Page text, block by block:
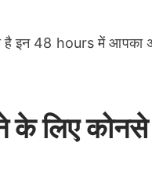
इन 48 hours में आपका
लिए कोनसे